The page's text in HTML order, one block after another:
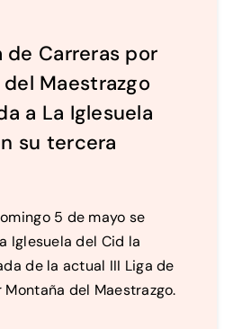
de Carreras por
Maestrazgo
a La Iglesuela
su tercera
5 de mayo se
Iglesuela del Cid la
de la actual III Liga de
del Maestrazgo.